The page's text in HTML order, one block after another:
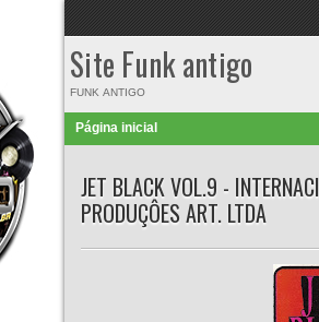
Site Funk antigo
FUNK ANTIGO
Página inicial
JET BLACK VOL.9 -
PRODUÇÔES ART. LTDA